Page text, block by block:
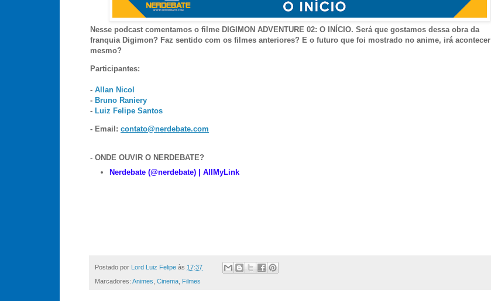
Nesse podcast comentamos o filme DIGIMON ADVENTURE 02: O INÍCIO. Será que gostamos dessa obra da
franquia Digimon? Faz sentido com os filmes anteriores? E o futuro que foi mostrado no anime, irá acontecer
mesmo?
Participantes:
- Allan Nicol
- Bruno Raniery
- Luiz Felipe Santos
- Email: contato@nerdebate.com
- ONDE OUVIR O NERDEBATE?
Nerdebate (@nerdebate) | AllMyLink
Postado por Lord Luiz Felipe às 17:37
Marcadores: Animes Cinema Filmes